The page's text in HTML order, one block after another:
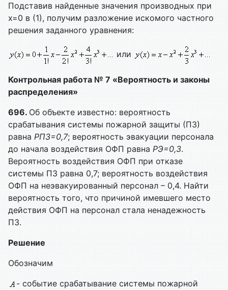
Подставив найденные значения производных при
х=0 в (1), получим разложение искомого частного
решения заданного уравнения:
или
Контрольная работа № 7 «Вероятность и законы
распределения»
696. Об объекте известно: вероятность
срабатывания системы пожарной защиты (ПЗ)
равна РПЗ=0,7; вероятность эвакуации персонала
до начала воздействия ОФП равна РЭ=0,3.
Вероятность воздействия ОФП при отказе
системы ПЗ равна 0,7; вероятность воздействия
ОФП на неэвакуированный персонал – 0,4. Найти
вероятность того, что причиной имевшего место
действия ОФП на персонал стала ненадежность
ПЗ.
Решение
Обозначим
- событие срабатывание системы пожарной